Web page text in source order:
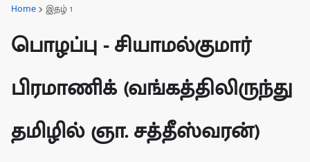
Home இதழ் 1
பொழப்பு - சியாமல்குமார்
பிரமாணிக் (வங்கத்திலிருந்து
தமிழில் ஞா. சத்தீஸ்வரன்)